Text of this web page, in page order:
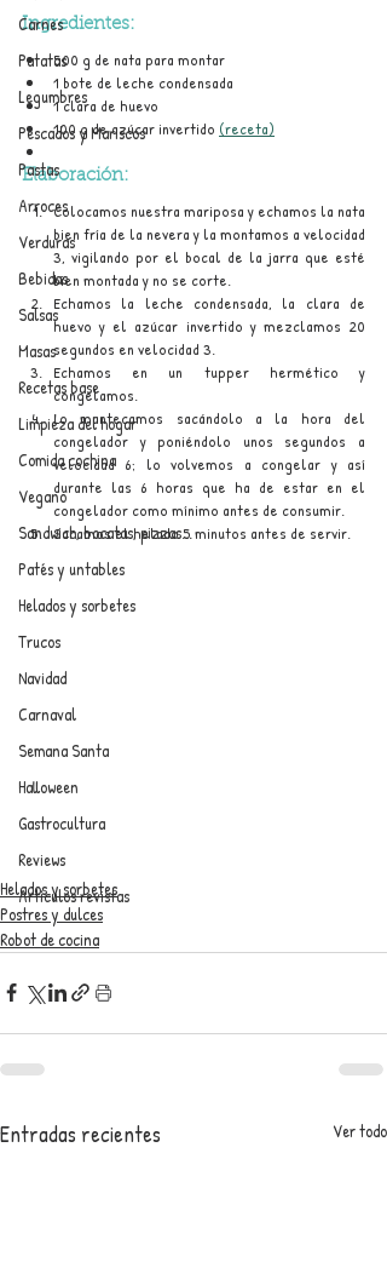
Carnes
Patatas
Legumbres
Pescados y Mariscos
Pastas
Arroces
Verduras
Bebidas
Salsas
Masas
Recetas base
Limpieza del hogar
Comida cochina
Vegano
Sandwich, bocatas, pizzas...
Patés y untables
Helados y sorbetes
Trucos
Navidad
Carnaval
Semana Santa
Halloween
Gastrocultura
Reviews
Artículos revistas
Ingredientes:
500 g de nata para montar
1 bote de leche condensada
1 clara de huevo
100 g de azúcar invertido (receta)
Elaboración:
Colocamos nuestra mariposa y echamos la nata
bien fría de la nevera y la montamos a velocidad
3, vigilando por el bocal de la jarra que esté
bien montada y no se corte.
Echamos la leche condensada, la clara de
huevo y el azúcar invertido y mezclamos 20
segundos en velocidad 3.
Echamos en un tupper hermético y
congelamos.
Lo mantecamos sacándolo a la hora del
congelador y poniéndolo unos segundos a
velocidad 6; lo volvemos a congelar y así
durante las 6 horas que ha de estar en el
congelador como mínimo antes de consumir.
Sacamos el helado 5 minutos antes de servir.
Helados y sorbetes
Postres y dulces
Robot de cocina
Entradas recientes Ver todo